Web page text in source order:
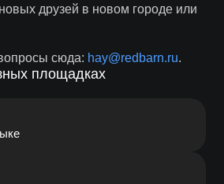
друзей в новом городе или
сюда: hay@redbarn.ru.
площадках